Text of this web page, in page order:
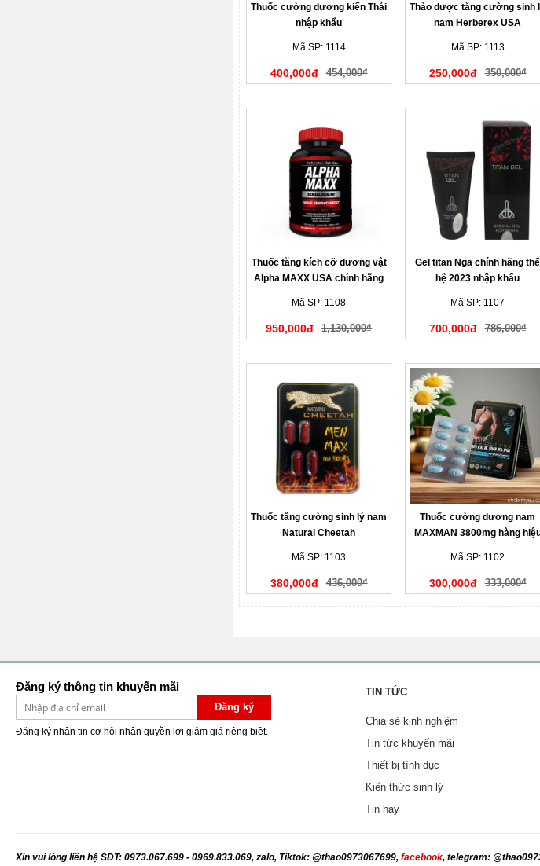
Thuốc cường dương kiến Thái
nhập khẩu
Mã SP: 1114
400,000đ 454,000₫
Thảo dược tăng cường sinh
nam Herberex USA
Mã SP: 1113
250,000đ 350,000₫
Thuốc tăng kích cỡ dương vật
Alpha MAXX USA chính hãng
Mã SP: 1108
950,000đ 1,130,000₫
Gel titan Nga chính hãng thế
hệ 2023 nhập khẩu
Mã SP: 1107
700,000đ 786,000₫
Thuốc tăng cường sinh lý nam
Natural Cheetah
Mã SP: 1103
380,000đ 436,000₫
Thuốc cường dương nam
MAXMAN 3800mg hàng
Mã SP: 1102
300,000đ 333,000₫
Đăng ký thông tin khuyến mãi
Đăng ký
Đăng ký nhận tin cơ hội nhận quyền lợi giảm giá riêng biệt.
TIN TỨC
Chia sẻ kinh nghiệm
Tin tức khuyến mãi
Thiết bị tình dục
Kiến thức sinh lý
Tin hay
Xin vui lòng liên hệ SĐT: 0973.067.699 - 0969.833.069, zalo, Tiktok: @thao0973067699, facebook, telegram: @thao